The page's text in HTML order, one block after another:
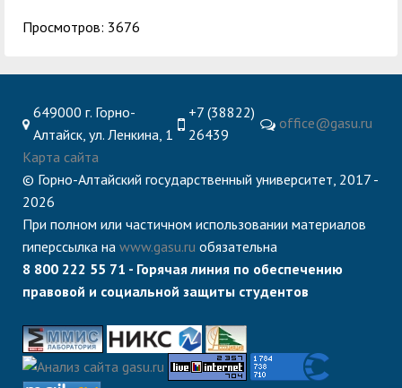
Просмотров: 3676
649000 г. Горно-
Алтайск, ул. Ленкина, 1
+7 (38822)
26439
office@gasu.ru
Карта сайта
© Горно-Алтайский государственный университет, 2017 -
2026
При полном или частичном использовании материалов
гиперссылка на www.gasu.ru обязательна
8 800 222 55 71 - Горячая линия по обеспечению
правовой и социальной защиты студентов